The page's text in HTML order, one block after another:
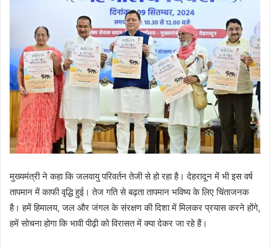
मुख्यमंत्री ने कहा कि जलवायु परिवर्तन तेजी से हो रहा है। देहरादून में भी इस वर्ष
तापमान में काफी वृद्धि हुई। तेज गति से बढ़ता तापमान भविष्य के लिए चिंताजनक
है। हमें हिमालय, जल और जंगल के संरक्षण की दिशा में मिलकर प्रयास करने होंगे,
हमें सोचना होगा कि भावी पीढ़ी को विरासत में क्या देकर जा रहे हैं।